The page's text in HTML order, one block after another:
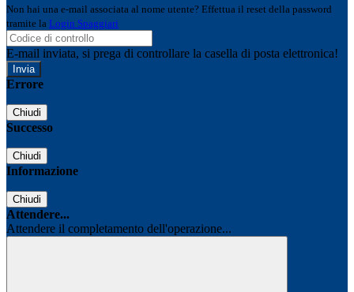
Non hai una e-mail associata al nome utente? Effettua il reset della password
tramite la Login Spaggiari
E-mail inviata, si prega di controllare la casella di posta elettronica!
Errore
Chiudi
Successo
Chiudi
Informazione
Chiudi
Attendere...
Attendere il completamento dell'operazione...